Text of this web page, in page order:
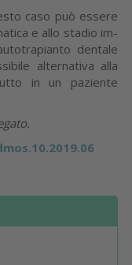
caso può es­sere
e allo stadio im­
dentale
al­ternativa alla
in un paziente